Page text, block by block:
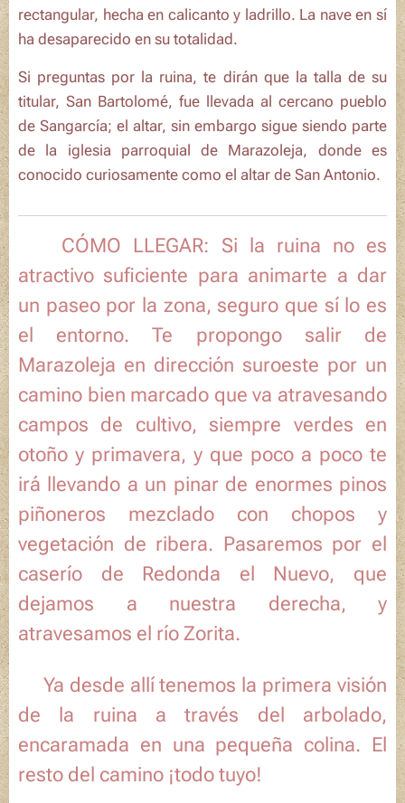
rectangular, hecha en calicanto y ladrillo. La nave en sí
ha desaparecido en su totalidad.
Si preguntas por la ruina, te dirán que la talla de su
titular, San Bartolomé, fue llevada al cercano pueblo
de Sangarcía; el altar, sin embargo sigue siendo parte
de la iglesia parroquial de Marazoleja, donde es
conocido curiosamente como el altar de San Antonio.
🗺️ CÓMO LLEGAR: Si la ruina no es
atractivo suficiente para animarte a dar
un paseo por la zona, seguro que sí lo es
el entorno. Te propongo salir de
Marazoleja en dirección suroeste por un
camino bien marcado que va atravesando
campos de cultivo, siempre verdes en
otoño y primavera, y que poco a poco te
irá llevando a un pinar de enormes pinos
piñoneros mezclado con chopos y
vegetación de ribera. Pasaremos por el
caserío de Redonda el Nuevo, que
dejamos a nuestra derecha, y
atravesamos el río Zorita.
📸Ya desde allí tenemos la primera visión
de la ruina a través del arbolado,
encaramada en una pequeña colina. El
resto del camino ¡todo tuyo!